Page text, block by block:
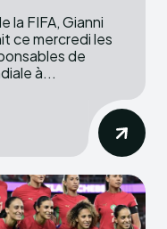
la FIFA, Gianni
ce mercredi les
de
à...